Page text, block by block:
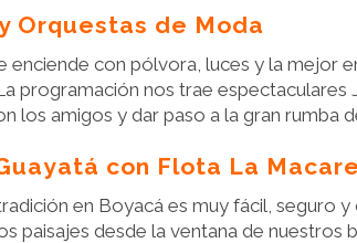
Orquestas de Moda
enciende con pólvora, luces y la mejor
programación nos trae
los amigos y dar paso a la gran rumba
con Flota La
en Boyacá es muy fácil, seguro
paisajes desde la ventana de nuestros